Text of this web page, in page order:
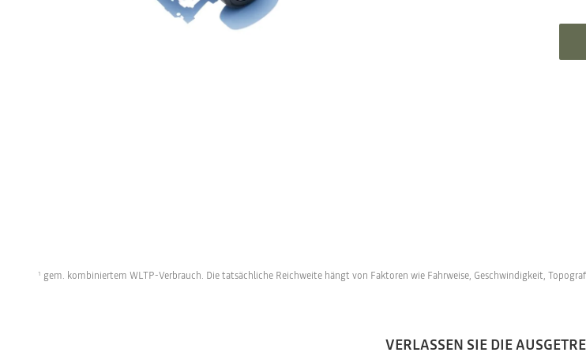
1 gem. kombiniertem WLTP-Verbrauch. Die tatsächliche Reichweite hängt von Faktoren wie Fahrweise, Geschwindigkeit,
VERLASSEN SIE DIE